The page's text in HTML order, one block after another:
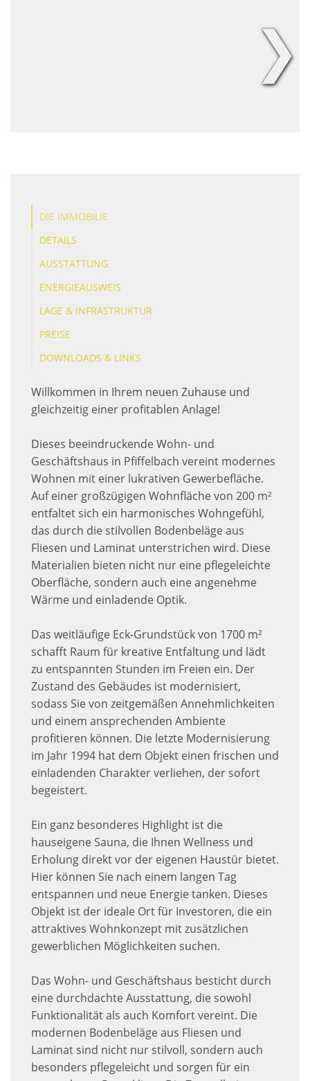
❯
DIE IMMOBILIE
DETAILS
AUSSTATTUNG
ENERGIEAUSWEIS
LAGE & INFRASTRUKTUR
PREISE
DOWNLOADS & LINKS
Willkommen in Ihrem neuen Zuhause und
gleichzeitig einer profitablen Anlage!
Dieses beeindruckende Wohn- und
Geschäftshaus in Pfiffelbach vereint modernes
Wohnen mit einer lukrativen Gewerbefläche.
Auf einer großzügigen Wohnfläche von 200 m²
entfaltet sich ein harmonisches Wohngefühl,
das durch die stilvollen Bodenbeläge aus
Fliesen und Laminat unterstrichen wird. Diese
Materialien bieten nicht nur eine pflegeleichte
Oberfläche, sondern auch eine angenehme
Wärme und einladende Optik.
Das weitläufige Eck-Grundstück von 1700 m²
schafft Raum für kreative Entfaltung und lädt
zu entspannten Stunden im Freien ein. Der
Zustand des Gebäudes ist modernisiert,
sodass Sie von zeitgemäßen Annehmlichkeiten
und einem ansprechenden Ambiente
profitieren können. Die letzte Modernisierung
im Jahr 1994 hat dem Objekt einen frischen und
einladenden Charakter verliehen, der sofort
begeistert.
Ein ganz besonderes Highlight ist die
hauseigene Sauna, die Ihnen Wellness und
Erholung direkt vor der eigenen Haustür bietet.
Hier können Sie nach einem langen Tag
entspannen und neue Energie tanken. Dieses
Objekt ist der ideale Ort für Investoren, die ein
attraktives Wohnkonzept mit zusätzlichen
gewerblichen Möglichkeiten suchen.
Das Wohn- und Geschäftshaus besticht durch
eine durchdachte Ausstattung, die sowohl
Funktionalität als auch Komfort vereint. Die
modernen Bodenbeläge aus Fliesen und
Laminat sind nicht nur stilvoll, sondern auch
besonders pflegeleicht und sorgen für ein